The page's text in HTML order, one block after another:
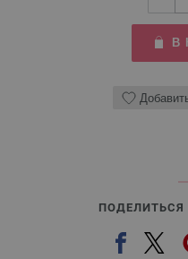
В
ПОДЕЛИТЬСЯ